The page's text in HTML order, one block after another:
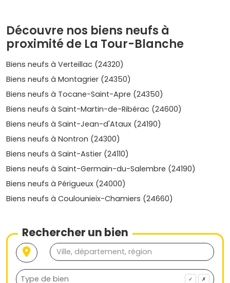
bien récent, performant et économe en énergie reste
attractif dans le temps, surtout dans une commune où
l’offre demeure mesurée. Pour te projeter facilement,
explore dès maintenant chaque
Tour-Blanche disponible : compare les typologies, les
surfaces, les expositions, vérifie les prestations (cuisines
équipées, espaces extérieurs, rangements), et repère le
quartier qui te correspond. Tu hésites entre maison et
appartement ? Pense mode de vie : besoin d’un jardin et
d’indépendance ou envie de praticité et de charges
contenues. Dans tous les cas, le neuf te apporte sérénité,
économies et confort. Prêt à avancer ? Découvre les
options disponibles, demande plus d’infos, et commence
à imaginer ton quotidien dans ton futur logement neuf.
Ton prochain coup de cœur se trouve peut-être dans un
programme neuf à La Tour-Blanche
mais connecté à tout ce qui compte pour toi.
Découvre nos biens neufs à
proximité de La Tour-Blanche
Biens neufs à Verteillac (24320)
Biens neufs à Montagrier (24350)
Biens neufs à Tocane-Saint-Apre (24350)
Biens neufs à Saint-Martin-de-Ribérac (24600)
Biens neufs à Saint-Jean-d'Ataux (24190)
Biens neufs à Nontron (24300)
Biens neufs à Saint-Astier (24110)
Biens neufs à Saint-Germain-du-Salembre (24190)
Biens neufs à Périgueux (24000)
Biens neufs à Coulounieix-Chamiers (24660)
Rechercher un bien
✓ ✗